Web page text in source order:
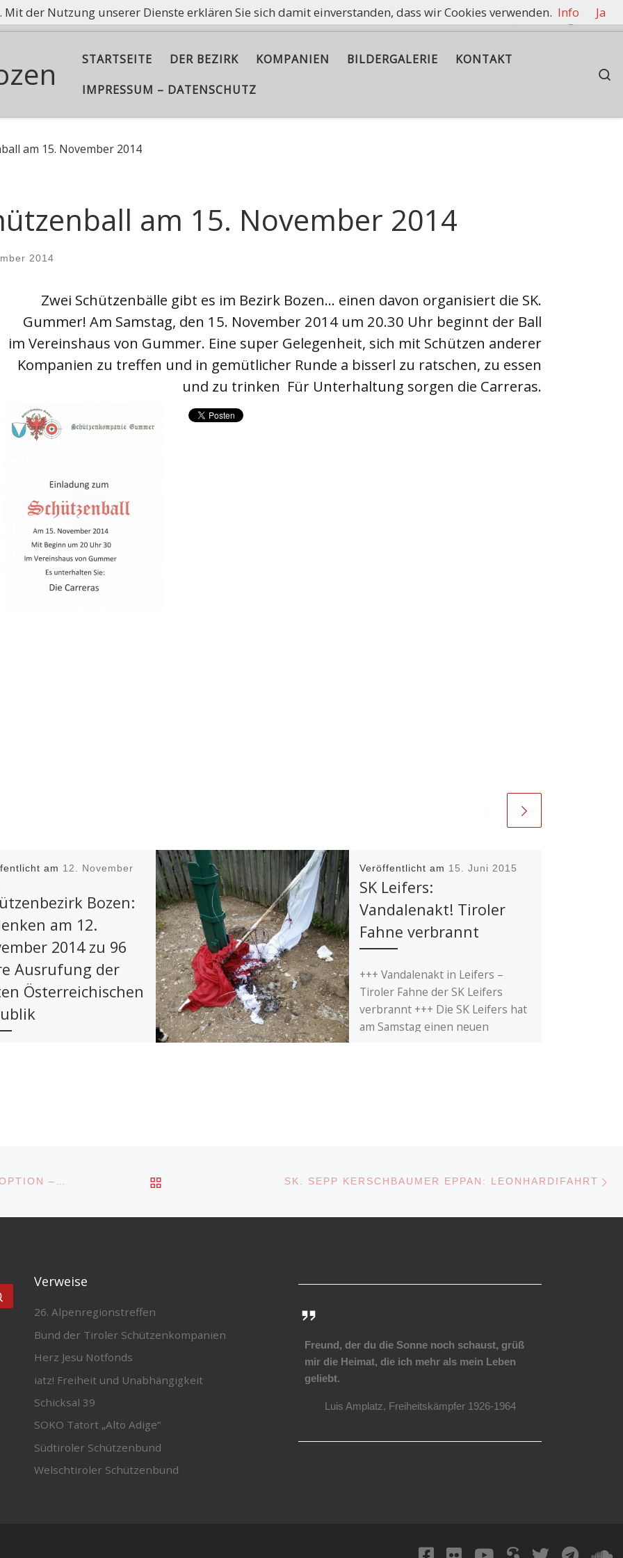
nicht, Asche aufzubewahren, sondern die Flamme am Brennen zu halten.
STARTSEITE DER BEZIRK KOMPANIEN BILDERGALERIE
KONTAKT
IMPRESSUM – DATENSCHUTZ
am 15. November 2014
am 15. November 2014
2014
Zwei Schützenbälle gibt es im Bezirk Bozen… einen davon organisiert die SK.
Gummer! Am Samstag, den 15. November 2014 um 20.30 Uhr beginnt der Ball
im Vereinshaus von Gummer. Eine super Gelegenheit, sich mit Schützen anderer
Kompanien zu treffen und in gemütlicher Runde a bisserl zu ratschen, zu essen
und zu trinken Für Unterhaltung sorgen die Carreras.
am 12. November
Bozen:
am 12.
2014 zu 96
Ausrufung der
Österreichischen
Veröffentlicht am 15. Juni 2015
SK Leifers:
Vandalenakt! Tiroler
Fahne verbrannt
+++ Vandalenakt in Leifers –
Tiroler Fahne der SK Leifers
verbrannt +++ Die SK Leifers hat
am Samstag einen neuen
SK. TERLAN: “GIAN ODER BLEIBM?”… 75 JAHRE OPTION – TERLANER ZEITZEUGEN ERZÄHLEN ZURÜCK ZUR BEITRAGSLISTESK. SEPP KERSCHBAUMER EPPAN: LEONHARDIFAHRT
Verweise
26. Alpenregionstreffen
Bund der Tiroler Schützenkompanien
Herz Jesu Notfonds
iatz! Freiheit und Unabhängigkeit
Schicksal 39
SOKO Tatort „Alto Adige“
Südtiroler Schützenbund
Welschtiroler Schützenbund
Freund, der du die Sonne noch schaust, grüß
mir die Heimat, die ich mehr als mein Leben
geliebt.
Luis Amplatz, Freiheitskämpfer 1926-1964
der Nutzung unserer Dienste erklären Sie sich damit einverstanden, dass wir Cookies verwenden. Info Ja